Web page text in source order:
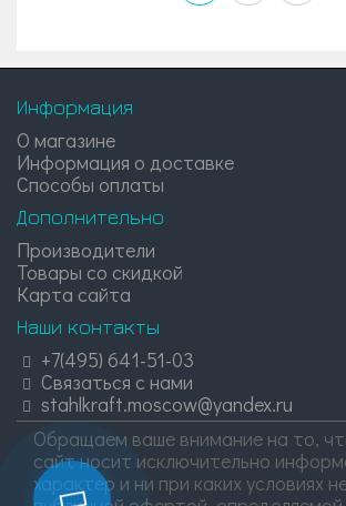
Информация
О магазине
Информация о доставке
Способы оплаты
Дополнительно
Производители
Товары со скидкой
Карта сайта
Наши контакты
+7(495) 641-51-03
Связаться с нами
stahlkraft.moscow@yandex.ru
Обращаем ваше внимание на то,
сайт носит исключительно
характер и ни при каких условиях